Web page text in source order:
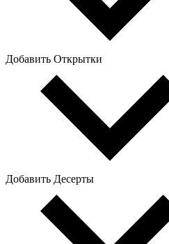
Добавить Открытки
Добавить Десерты